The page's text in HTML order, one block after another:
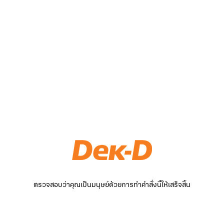
ตรวจสอบว่าคุณเป็นมนุษย์ด้วยการทำคำสั่งนี้ให้เสร็จสิ้น